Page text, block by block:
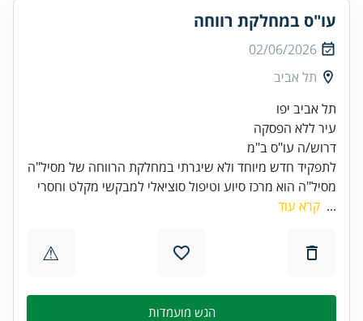
עו"ס במחלקת רווחה
02/06/2026
תל אביב
עיר ללא הפסקה
לתפקיד חדש מיוחד ולא שיגרתי במחלקת הרווחה של מסיל"ה
מסיל"ה הוא מרכז סיוע וטיפול סוציאלי למבקשי מקלט וחסרי
... קרא עוד
⚠
הגש מועמדות